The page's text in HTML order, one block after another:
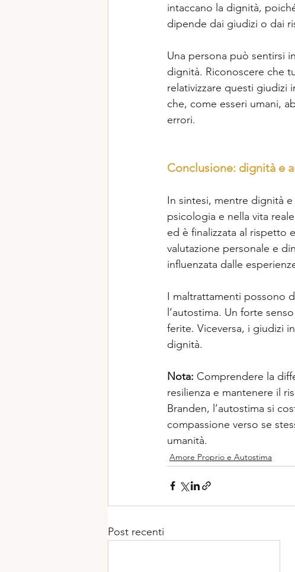
intaccano la dignità,
dipende dai giudizi o dai
Una persona può sentirsi
dignità. Riconoscere che
relativizzare questi giudizi
che, come esseri umani,
errori.
Conclusione: dignità e
In sintesi, mentre dignità
psicologia e nella vita
ed è finalizzata al rispetto
valutazione personale e
influenzata dalle
I maltrattamenti possono
l’autostima. Un forte
ferite. Viceversa, i giudizi
dignità.
Nota: Comprendere la
resilienza e mantenere il
Branden, l’autostima si
compassione verso se
umanità.
Amore Proprio e Autostima
Post recenti